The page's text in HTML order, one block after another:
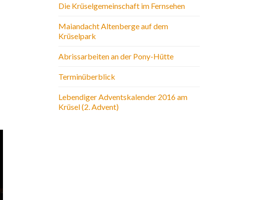
Die Krüselgemeinschaft im Fernsehen
Maiandacht Altenberge auf dem
Krüselpark
Abrissarbeiten an der Pony-Hütte
Terminüberblick
Lebendiger Adventskalender 2016 am
Krüsel (2. Advent)